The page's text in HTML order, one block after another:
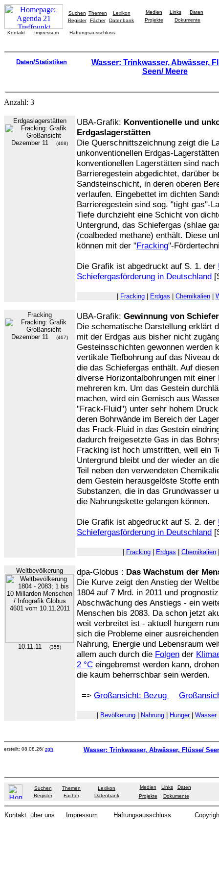
Suchen Themen
Lexikon
Register
Fächer Datenbank
Medien Links
Daten
Projekte
Dokumente
Kontakt Impressum Haftungsausschluss
Daten/Statistiken
Wasser: Trinkwasser, Abwässer,
Seen/ Meere
Anzahl: 3
Erdgaslagerstätten
Dezember 11 (468)
UBA-Grafik: Konventionelle und
Erdgaslagerstätten
Die Querschnittszeichnung zeigt die
unkonventionellen Erdgas-
konventionellen Lagerstätten sind
Barrieregestein abgedichtet, darüber
Sandsteinschicht, in deren oberen
verlaufen. Eingebettet im dichten
Barrieregestein sind sog. "tight gas"-
Tiefe durchzieht eine Schicht von
Untergrund, das Schiefergas (shlae
(coalbeded methane) enthält. Diese
können mit der "Fracking"-
Die Grafik ist abgedruckt auf S. 1. der
Schiefergasförderung in Deutschland
Fracking| Erdgas Chemikalien|
Fracking
Dezember 11 (467)
UBA-Grafik: Gewinnung von
Die schematische Darstellung erklärt
mit der Erdgas aus bisher nicht
Gesteinsschichten gewonnen werden
vertikale Tiefbohrung auf das Niveau
die das Schiefergas enthält. Auf
diverse Horizontalbohrungen mit
mehreren km. Um das Gestein
machen, wird ein Gemisch aus
"Frack-Fluid") unter sehr hohem
deren Bohrwände im Bereich der
das Frack-Fluid in das Gestein
dadurch freigesetzte Gas in das
Fracking ist hoch umstritten, weil ein
Untergrund bleibt und der wieder an
Teil neben den verwendeten
dem Gestein herausgelöste Stoffe
Substanzen, die in das Grundwasser
die Nahrungskette gelangen können.
Die Grafik ist abgedruckt auf S. 2. der
Schiefergasförderung in Deutschland
Fracking Erdgas Chemikalien
Weltbevölkerung
10.11.11 (355)
dpa-Globus : Das Wachstum der
Die Kurve zeigt den Anstieg der
1804 auf 7 Mrd. in 2011 und
Abschwächung des Anstiegs - ein
Menschen bis 2083. Da schon jetzt
weit verbreitet ist - aktuell hungern
sich die Probleme einer
Nahrung, Energie und Lebensraum
allem auch durch die Folgen der
2 °C eingebremst werden kann,
die kaum beherrschbar sein werden.
=> Großansicht: Bezug
Bevölkerung Nahrung Hunger| Wasser
erstellt: 08.08.26/ zgh Wasser: Trinkwasser, Abwässer, Flüsse/
Suchen Themen
Lexikon
Register
Fächer Datenbank
Medien Links
Daten
Projekte
Dokumente
Kontakt über uns Impressum Haftungsausschluss